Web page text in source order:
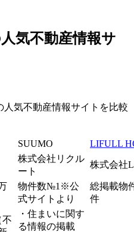
気不動産情報サ
人気不動産情報サイトを比較
SUUMO
LIFULL
株式会社リクル
ート
株式会社
物件数№1※公
式サイトより
総掲載物
件
不
・住まいに関す
る情報の掲載